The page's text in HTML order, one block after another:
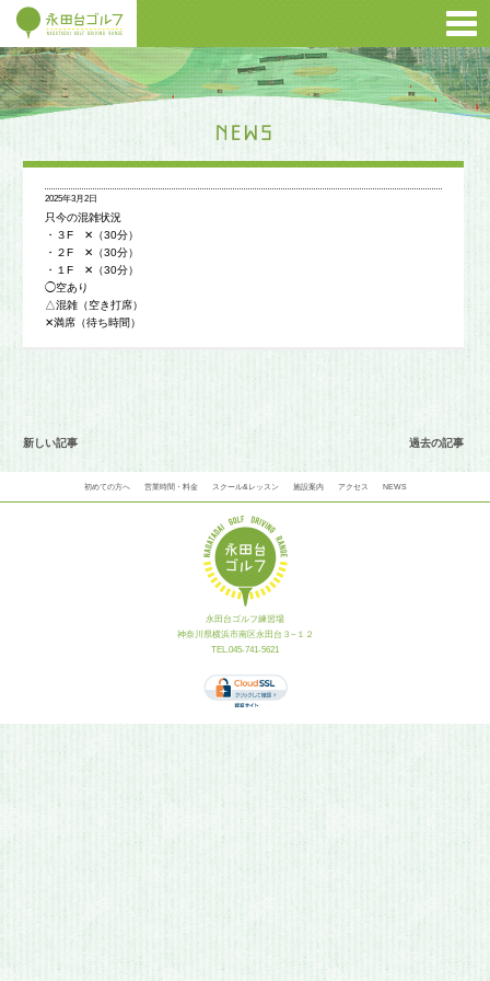
2025年3月2日
只今の混雑状況
・３F ✕（30分）
・２F ✕（30分）
・１F ✕（30分）
◯空あり
△混雑（空き打席）
✕満席（待ち時間）
新しい記事 過去の記事
初めての方へ 営業時間・料金 スクール&レッスン 施設案内 アクセス NEWS
永田台ゴルフ練習場
神奈川県横浜市南区永田台３−１２
TEL.045-741-5621